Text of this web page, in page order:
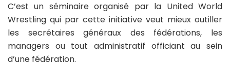
C’est un séminaire organisé par la United World
Wrestling qui par cette initiative veut mieux outiller
les secrétaires généraux des fédérations, les
managers ou tout administratif officiant au sein
d’une fédération.